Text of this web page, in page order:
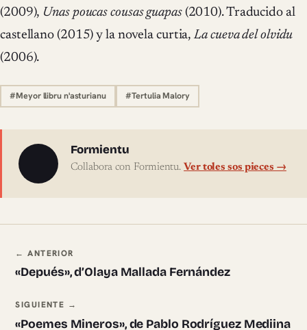
(2009), Unas poucas cousas guapas(2010). Traducido al
castellano (2015) y la novela curtia,La cueva del olvidu
(2006).
#Meyor llibru n'asturianu #Tertulia Malory
Sobre l'autor
Formientu
Collabora con Formientu.Ver toles sos pieces →
Navegación ente pieces
← ANTERIOR
«Depués», d’Olaya Mallada Fernández
SIGUIENTE →
«Poemes Mineros», de Pablo Rodríguez Mediina